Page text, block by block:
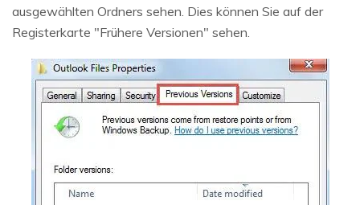
ausgewählten Ordners sehen. Dies können Sie auf der
Registerkarte "Frühere Versionen" sehen.